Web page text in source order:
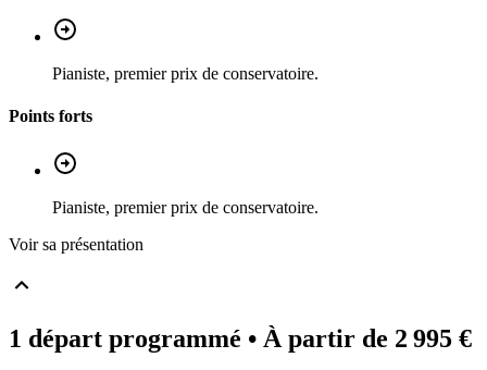
Pianiste, premier prix de conservatoire.
Points forts
Pianiste, premier prix de conservatoire.
Voir sa présentation
1 départ programmé • À partir de 2 995 €